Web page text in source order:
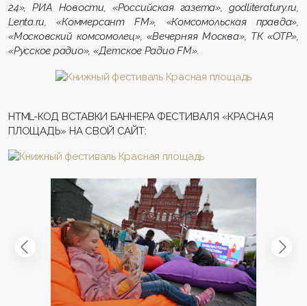
24», РИА Новости, «Российская газета», godliteratury.ru,
Lenta.ru, «Коммерсант FM», «Комсомольская правда»,
«Московский комсомолец», «Вечерняя Москва», ТК «ОТР»,
«Русское радио», «Детское Радио FM».
HTML-КОД ВСТАВКИ БАННЕРА ФЕСТИВАЛЯ «КРАСНАЯ
ПЛОЩАДЬ» НА СВОЙ САЙТ: